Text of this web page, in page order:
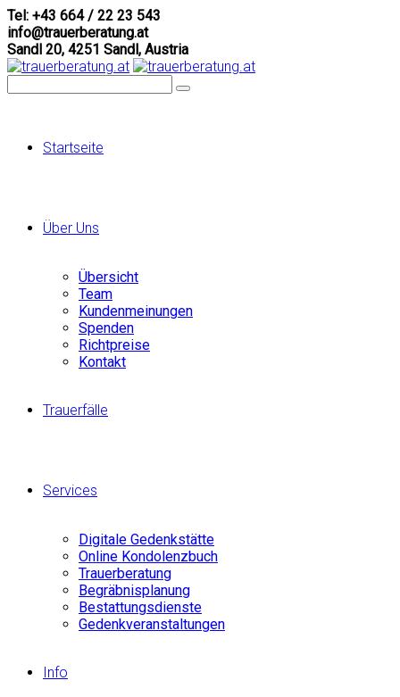
Tel: +43 664 / 22 23 543
info@trauerberatung.at
Sandl 20, 4251 Sandl, Austria
Startseite
Über Uns
Übersicht
Team
Kundenmeinungen
Spenden
Richtpreise
Kontakt
Trauerfälle
Services
Digitale Gedenkstätte
Online Kondolenzbuch
Trauerberatung
Begräbnisplanung
Bestattungsdienste
Gedenkveranstaltungen
Info